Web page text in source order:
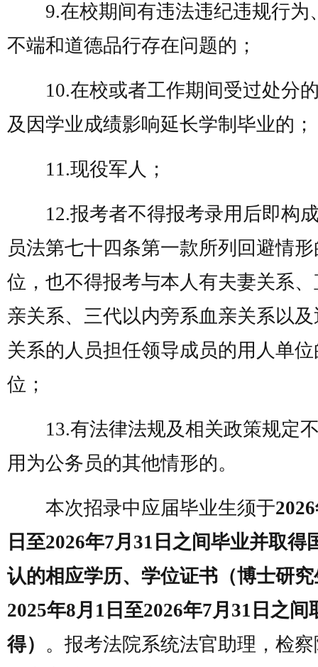
9.在校期间有违法违纪违规行为
不端和道德品行存在问题的；
10.在校或者工作期间受过处分
及因学业成绩影响延长学制毕业的；
11.现役军人；
12.报考者不得报考录用后即构
员法第七十四条第一款所列回避情
位，也不得报考与本人有夫妻关系
亲关系、三代以内旁系血亲关系以
关系的人员担任领导成员的用人单
位；
13.有法律法规及相关政策规定
用为公务员的其他情形的。
本次招录中应届毕业生须于
日至2026年7月31日之间毕业并取得
认的相应学历、学位证书（博士研
2025年8月1日至2026年7月31日之间
得） 。报考法院系统法官助理，检